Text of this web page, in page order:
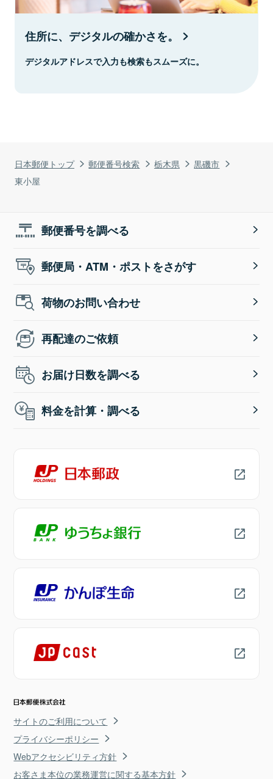
日本郵便トップ 郵便番号検索 栃木県
黒磯市
東小屋
住所に、デジタルの確かさを。
デジタルアドレスで入力も検索もスムーズに。
郵便番号を調べる
郵便局・ATM・ポストをさがす
荷物のお問い合わせ
再配達のご依頼
お届け日数を調べる
料金を計算・調べる
サイトのご利用について
プライバシーポリシー
Webアクセシビリティ方針
お客さま本位の業務運営に関する基本方針